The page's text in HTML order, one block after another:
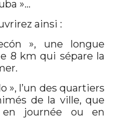
»…
ainsi :
», une longue
8 km qui sépare la
», l’un des quartiers
de la ville, que
journée ou en